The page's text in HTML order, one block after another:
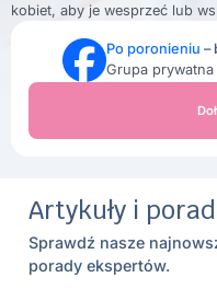
kobiet, aby je wesprzeć lub
Po poronieniu –
Grupa
Artykuły i
Sprawdź nasze
porady ekspertów.